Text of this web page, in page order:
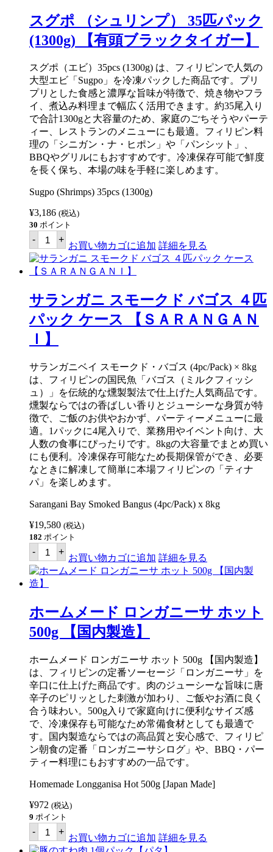
ー
イ
ン
バ
ス
３
匹
パ
ク
【Ｓ
Ａ
Ｒ
Ａ
Ｎ
Ｇ
Ｎ
Ｉ】
個
スグポ （シュリンプ） 35匹パック
(1300g) 【有頭ブラックタイガー】
スグポ（エビ）35pcs (1300g) は、フィリピンで人気の
大型エビ「Sugpo」を冷凍パックした商品です。プリ
プリとした食感と濃厚な旨味が特徴で、焼き物やフラ
イ、煮込み料理まで幅広く活用できます。約35尾入り
で合計1300gと大容量のため、家庭のごちそうやパーテ
ィー、レストランのメニューにも最適。フィリピン料
理の「シニガン・ナ・ヒポン」や「パンシット」、
BBQやグリルにもおすすめです。冷凍保存可能で鮮度
を長く保ち、本場の味を手軽に楽しめます。
Sugpo (Shrimps) 35pcs (1300g)
¥3,186 (税込)
30 ポイント
-
ス
グ
ポ
（シ
ュ
ン
プ）
35
匹
パ
ッ
(1300g)
【有
頭
ブ
ラ
ッ
ク
タ
イ
ガ
ー】
個
+
お買い物カゴに追加 詳細を見る
サランガニ スモークド バゴス ４匹
パック ケース 【ＳＡＲＡＮＧＡＮ
Ｉ】
サランガニベイ スモークド・バゴス (4pc/Pack) × 8kg
は、フィリピンの国民魚「バゴス（ミルクフィッシ
ュ）」を伝統的な燻製製法で仕上げた人気商品です。
燻製ならではの香ばしい香りとジューシーな身質が特
徴で、ご飯のお供やおかず、パーティーメニューに最
適。1パックに4尾入りで、業務用やイベント向け、大
人数の食事にぴったりです。8kgの大容量でまとめ買い
にも便利。冷凍保存可能なため長期保管ができ、必要
なときに解凍して簡単に本場フィリピンの「ティナ
パ」を楽しめます。
Sarangani Bay Smoked Bangus (4pc/Pack) x 8kg
¥19,580 (税込)
182 ポイント
- サ
ラ
ン
ガ
ニ
ー
ク
ド
ス
４
匹
パ
ッ
ク
ケ
ー
ス
【Ｓ
Ａ
Ａ
Ｎ
Ｇ
Ａ
Ｎ
Ｉ】
個
+
お買い物カゴに追加 詳細を見る
ホームメード ロンガニーサ ホット
500g 【国内製造】
ホームメード ロンガニーサ ホット 500g 【国内製造】
は、フィリピンの定番ソーセージ「ロンガニーサ」を
辛口に仕上げた商品です。肉のジューシーな旨味に唐
辛子のピリッとした刺激が加わり、ご飯やお酒に良く
合う味わい。500g入りで家庭向けに便利なサイズ感
で、冷凍保存も可能なため常備食材としても最適で
す。国内製造ならではの高品質と安心感で、フィリピ
ン朝食の定番「ロンガニーサシログ」や、BBQ・パー
ティー料理にもおすすめの一品です。
Homemade Longganisa Hot 500g [Japan Made]
¥972 (税込)
9 ポイント
- ホ
ー
ム
+
お買い物カゴに追加 詳細を見る